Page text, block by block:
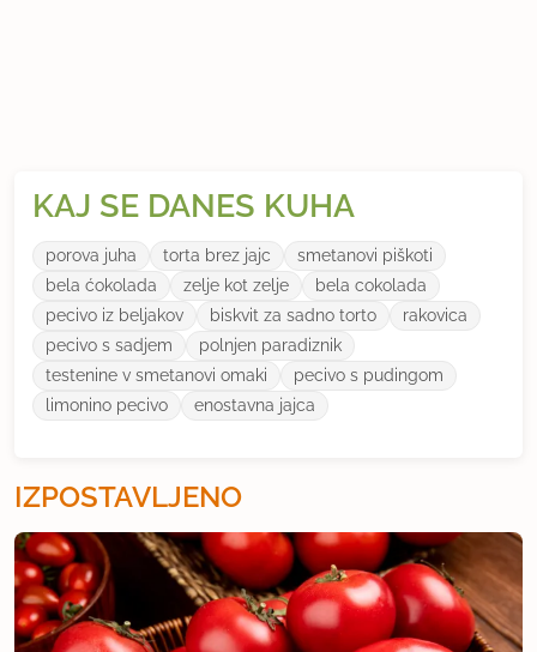
KAJ SE DANES KUHA
porova juha torta brez jajc
smetanovi piškoti
bela ćokolada
zelje kot zelje
bela cokolada
pecivo iz beljakov
biskvit za sadno torto
rakovica
pecivo s sadjem
polnjen paradiznik
testenine v smetanovi omaki
pecivo s pudingom
limonino pecivo
enostavna jajca
IZPOSTAVLJENO